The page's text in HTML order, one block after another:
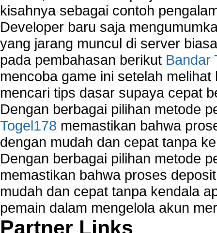
kisahnya sebagai contoh
Developer baru saja
yang jarang muncul di server
pada pembahasan berikut Bandar
mencoba game ini setelah
mencari tips dasar supaya cepat
Dengan berbagai pilihan metode
Togel178 memastikan bahwa
dengan mudah dan cepat tanpa
Dengan berbagai pilihan metode
memastikan bahwa proses
mudah dan cepat tanpa kendala
pemain dalam mengelola akun
Partner Links